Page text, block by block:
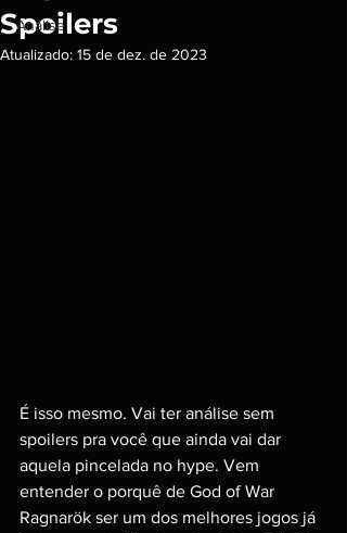
Análise
Spoilers
Atualizado: 15 de dez. de 2023
É isso mesmo. Vai ter análise sem
spoilers pra você que ainda vai dar
aquela pincelada no hype. Vem
entender o porquê de God of War
Ragnarök ser um dos melhores jogos já